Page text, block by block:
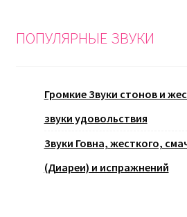
ПОПУЛЯРНЫЕ ЗВУКИ
Громкие Звуки стонов и
звуки удовольствия
Звуки Говна, жесткого,
(Диареи) и испражнений